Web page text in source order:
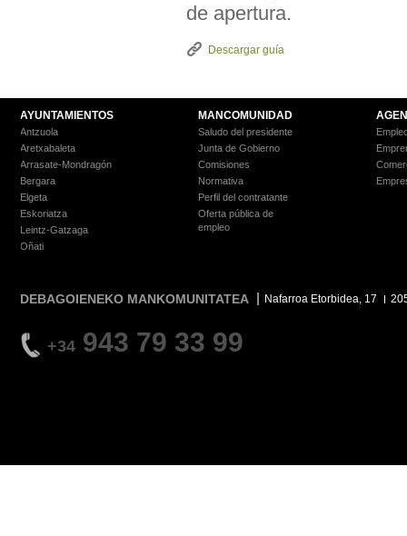
de apertura.
Descargar guía
AYUNTAMIENTOS
Antzuola
Aretxabaleta
Arrasate-Mondragón
Bergara
Elgeta
Eskoriatza
Leintz-Gatzaga
Oñati
MANCOMUNIDAD
Saludo del presidente
Junta de Gobierno
Comisiones
Normativa
Perfil del contratante
Oferta pública de
empleo
DEBAGOIENEKO MANKOMUNITATEA Nafarroa Etorbidea, 17
+34 943 79 33 99